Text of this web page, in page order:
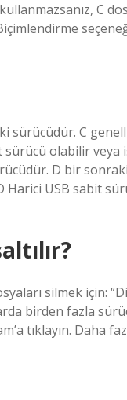
C
sürücüdür. C
sürücü olabilir
D bir
Harici USB sabit
silmek için:
birden fazla
tıklayın. Daha